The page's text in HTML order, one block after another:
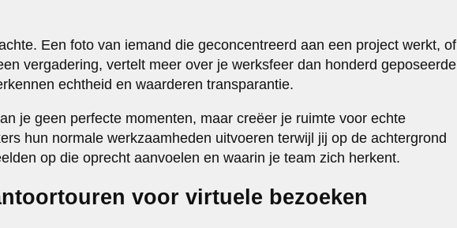
Een foto van iemand die geconcentreerd aan een project werkt, of
vergadering, vertelt meer over je werksfeer dan honderd geposeerde
echtheid en waarderen transparantie.
je geen perfecte momenten, maar creëer je ruimte voor echte
hun normale werkzaamheden uitvoeren terwijl jij op de achtergrond
op die oprecht aanvoelen en waarin je team zich herkent.
voor virtuele bezoeken